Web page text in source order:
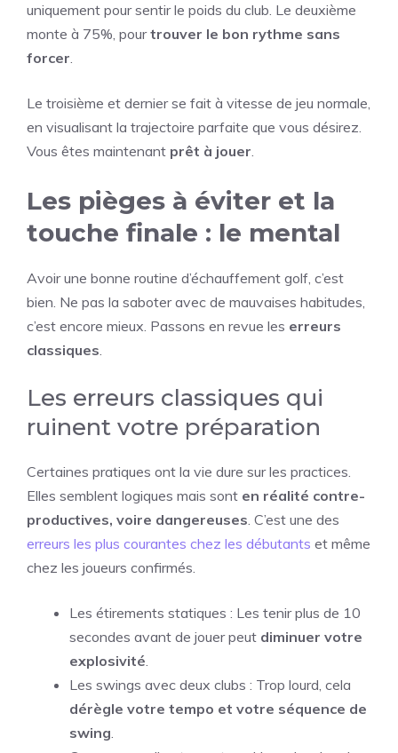
uniquement pour sentir le poids du club. Le deuxième
monte à 75%, pourtrouver le bon rythme sans
forcer.
Le troisième et dernier se fait à vitesse de jeu normale,
en visualisant la trajectoire parfaite que vous désirez.
Vous êtes maintenant prêt à jouer.
Les pièges à éviter et la
touche finale : le mental
Avoir une bonne routine d’échauffement golf, c’est
bien. Ne pas la saboter avec de mauvaises habitudes,
c’est encore mieux. Passons en revue les erreurs
classiques.
Les erreurs classiques qui
ruinent votre préparation
Certaines pratiques ont la vie dure sur les practices.
Elles semblent logiques mais sont en réalité contre-
productives, voire dangereuses. C’est une des
erreurs les plus courantes chez les débutants et même
chez les joueurs confirmés.
Les étirements statiques : Les tenir plus de 10
secondes avant de jouer peut diminuer votre
explosivité.
Les swings avec deux clubs : Trop lourd, cela
dérègle votre tempo et votre séquence de
swing.